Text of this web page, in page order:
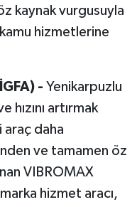
kaynak vurgusuyla
hizmetlerine
- Yenikarpuzlu
artırmak
araç daha
ve tamamen öz
VIBROMAX
hizmet aracı,